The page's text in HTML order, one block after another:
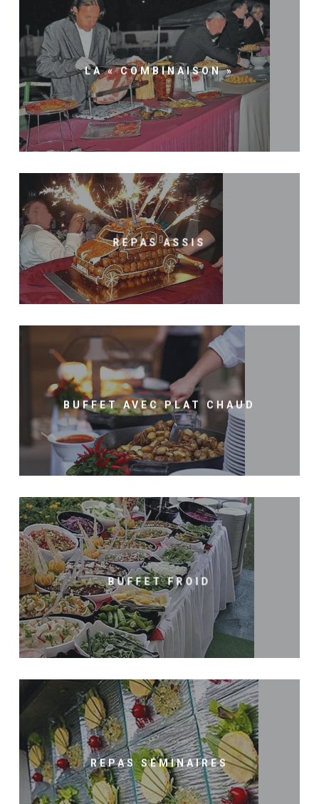
LA « COMBINAISON »
REPAS ASSIS
BUFFET AVEC PLAT CHAUD
BUFFET FROID
REPAS SÉMINAIRES